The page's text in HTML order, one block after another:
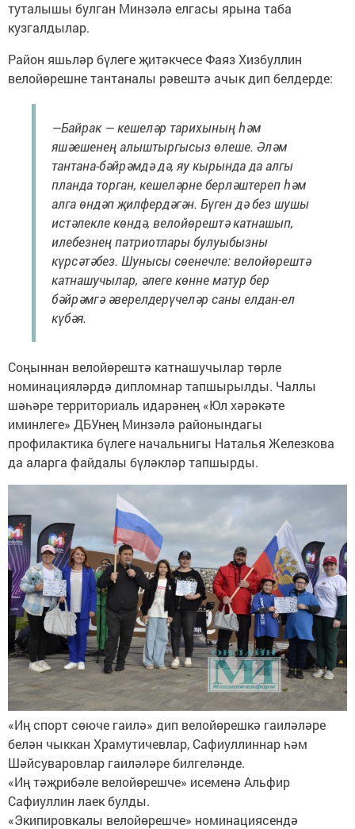
туталышы булган Минзәлә елгасы ярына таба
кузгалдылар.
Район яшьләр бүлеге җитәкчесе Фаяз Хизбуллин
велойөрешне тантаналы рәвештә ачык дип белдерде:
—Байрак — кешеләр тарихының һәм
яшәешенең алыштыргысыз өлеше. Әләм
тантана-бәйрәмдә дә, яу кырында да алгы
планда торган, кешеләрне берләштереп һәм
алга өндәп җилфердәгән. Бүген дә без шушы
истәлекле көндә, велойөрештә катнашып,
илебезнең патриотлары булуыбызны
күрсәтәбез. Шунысы сөенечле: велойөрештә
катнашучылар, әлеге көнне матур бер
бәйрәмгә әверелдерүчеләр саны елдан-ел
күбәя.
Соңыннан велойөрештә катнашучылар төрле
номинацияләрдә дипломнар тапшырылды. Чаллы
шәһәре территориаль идарәнең «Юл хәрәкәте
иминлеге» ДБУнең Минзәлә районындагы
профилактика бүлеге начальнигы Наталья Железкова
да аларга файдалы бүләкләр тапшырды.
«Иң спорт сөюче гаилә» дип велойөрешкә гаиләләре
белән чыккан Храмутичевлар, Сафиуллиннар һәм
Шәйсуваровлар гаиләләре билгеләнде.
«Иң тәҗрибәле велойөрешче» исеменә Альфир
Сафиуллин лаек булды.
«Экипировкалы велойөрешче» номинациясендә